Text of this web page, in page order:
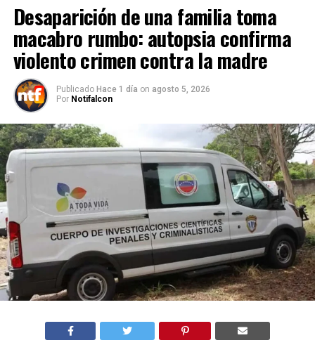
Desaparición de una familia toma
macabro rumbo: autopsia confirma
violento crimen contra la madre
Publicado Hace 1 día on agosto 5, 2026
Por Notifalcon